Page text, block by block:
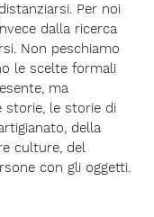
Per noi
dalla ricerca
Non peschiamo
le scelte formali
ma
storie, le storie di
della
culture, del
con gli oggetti.